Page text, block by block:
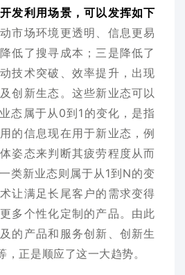
发利用场景，可以发挥如下
市场环境更透明、信息更易
低了搜寻成本；三是降低了
技术突破、效率提升，出现
创新生态。这些新业态可以
态属于从0到1的变化，是指
的信息现在用于新业态，例
姿态来判断其疲劳程度从而
类新业态则属于从1到N的变
让满足长尾客户的需求变得
多个性化定制的产品。由此
的产品和服务创新、创新生
，正是顺应了这一大趋势。